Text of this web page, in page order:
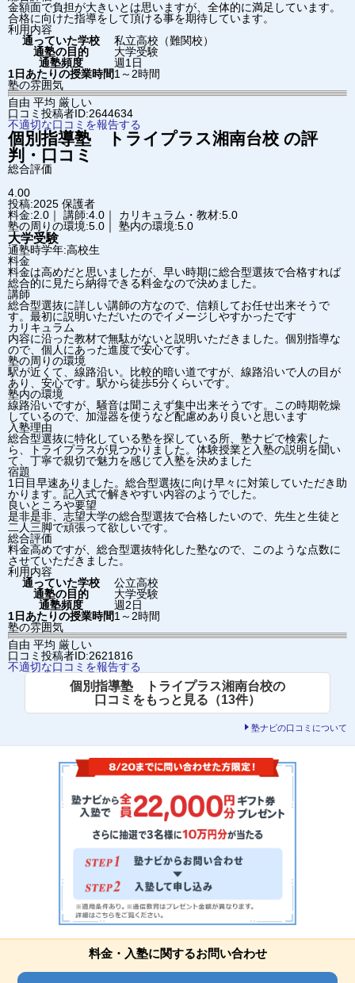
金額面で負担が大きいとは思いますが、全体的に満足しています。
合格に向けた指導をして頂ける事を期待しています。
利用内容
通っていた学校
私立高校（難関校）
通塾の目的
大学受験
通塾頻度
週1日
1日あたりの授業時間1～2時間
塾の雰囲気
自由 平均 厳しい
口コミ投稿者ID:2644634
不適切な口コミを報告する
個別指導塾 トライプラス湘南台校 の評
判・口コミ
総合評価
4.00
投稿:2025 保護者
料金:2.0｜ 講師:4.0｜ カリキュラム・教材:5.0
塾の周りの環境:5.0｜ 塾内の環境:5.0
大学受験
通塾時学年:高校生
料金
料金は高めだと思いましたが、早い時期に総合型選抜で合格すれば
総合的に見たら納得できる料金なので決めました。
講師
総合型選抜に詳しい講師の方なので、信頼してお任せ出来そうで
す。最初に説明いただいたのでイメージしやすかったです
カリキュラム
内容に沿った教材で無駄がないと説明いただきました。個別指導な
ので、個人にあった進度で安心です。
塾の周りの環境
駅が近くて、線路沿い。比較的暗い道ですが、線路沿いで人の目が
あり、安心です。駅から徒歩5分くらいです。
塾内の環境
線路沿いですが、騒音は聞こえず集中出来そうです。この時期乾燥
しているので、加湿器を使うなど配慮めあり良いと思います
入塾理由
総合型選抜に特化している塾を探している所、塾ナビで検索した
ら、トライプラスが見つかりました。体験授業と入塾の説明を聞い
て、丁寧で親切で魅力を感じて入塾を決めました
宿題
1日目早速ありました。総合型選抜に向け早々に対策していただき助
かります。記入式で解きやすい内容のようでした。
良いところや要望
是非是非、志望大学の総合型選抜で合格したいので、先生と生徒と
二人三脚で頑張って欲しいです。
総合評価
料金高めですが、総合型選抜特化した塾なので、このような点数に
させていただきました。
利用内容
通っていた学校
公立高校
通塾の目的
大学受験
通塾頻度
週2日
1日あたりの授業時間1～2時間
塾の雰囲気
自由 平均 厳しい
口コミ投稿者ID:2621816
不適切な口コミを報告する
個別指導塾 トライプラス湘南台校の
口コミをもっと見る（13件）
塾ナビの口コミについて
料金・入塾に関するお問い合わせ